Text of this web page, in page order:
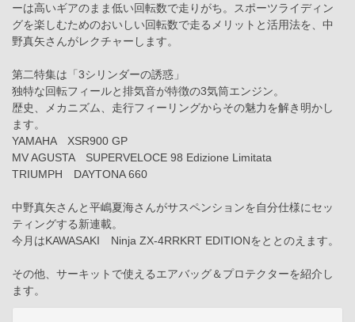
ーは高いギアのまま低い回転数で走りがち。スポーツライディン
グを楽しむためのおいしい回転数で走るメリットと活用法を、中
野真矢さんがレクチャーします。
第二特集は「3シリンダーの誘惑」
独特な回転フィールと排気音が特徴の3気筒エンジン。
歴史、メカニズム、走行フィーリングからその魅力を解き明かし
ます。
YAMAHA XSR900 GP
MV AGUSTA SUPERVELOCE 98 Edizione Limitata
TRIUMPH DAYTONA 660
中野真矢さんと平嶋夏海さんがサスペンションを自分仕様にセッ
ティングする新連載。
今月はKAWASAKI Ninja ZX-4RRKRT EDITIONをととのえます。
その他、サーキットで使えるエアバッグ＆プロテクターを紹介し
ます。